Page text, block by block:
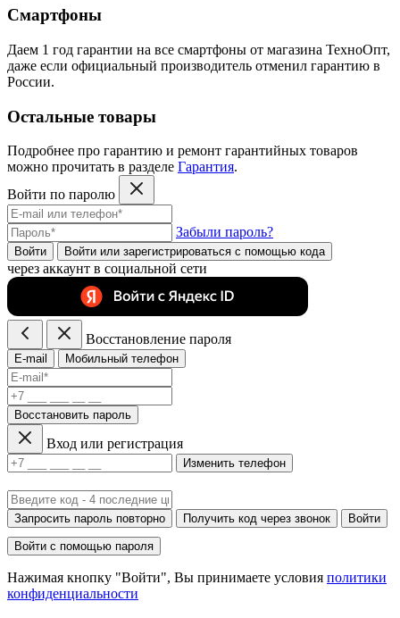
Смартфоны
Даем 1 год гарантии на все смартфоны от магазина ТехноОпт,
даже если официальный производитель отменил гарантию в
России.
Остальные товары
Подробнее про гарантию и ремонт гарантийных товаров
можно прочитать в разделе Гарантия.
Войти по паролю
Забыли пароль?
Войти Войти или зарегистрироватьcя с помощью кода
через аккаунт в социальной сети
Восстановление пароля
E-mail Мобильный телефон
Восстановить пароль
Вход или регистрация
Изменить телефон
Запросить пароль повторно Получить код через звонок Войти
Войти с помощью пароля
Нажимая кнопку "Войти", Вы принимаете условия политики
конфиденциальности